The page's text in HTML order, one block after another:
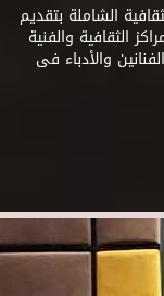
الشاملة بتقديم
الثقافية والفنية
والأدباء فى